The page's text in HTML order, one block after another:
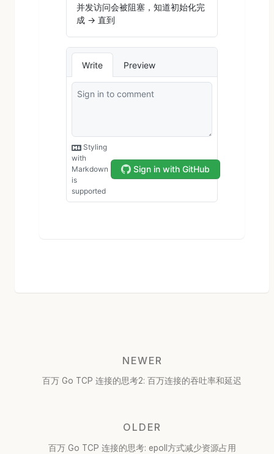
NEWER
百万 Go TCP 连接的思考2: 百万连接的吞吐率和延迟
OLDER
百万 Go TCP 连接的思考: epoll方式减少资源占用